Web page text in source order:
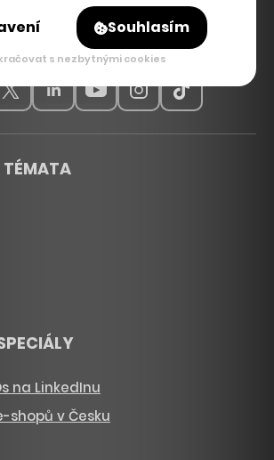
politiku a vzdělávání až po bydlení,
ekologii nebo dopravu.
TÉMATA
na LinkedInu
shopů v Česku
Souhlasím
s nezbytnými cookies